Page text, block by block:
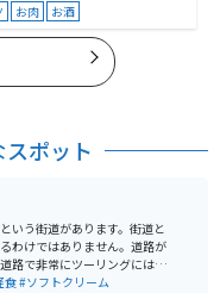
お肉 お酒
ポット
いう街道があります。街道と
わけではありません。道路が
路で非常にツーリングには走
自然を味わいながらご飯を楽
食#ソフトクリーム